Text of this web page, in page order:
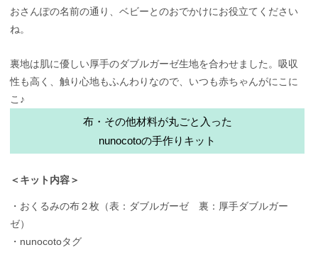
おさんぽの名前の通り、ベビーとのおでかけにお役立てください
ね。
裏地は肌に優しい厚手のダブルガーゼ生地を合わせました。吸収
性も高く、触り心地もふんわりなので、いつも赤ちゃんがにこに
こ♪
布・その他材料が丸ごと入った
nunocotoの手作りキット
＜キット内容＞
・おくるみの布２枚（表：ダブルガーゼ 裏：厚手ダブルガー
ゼ）
・nunocotoタグ